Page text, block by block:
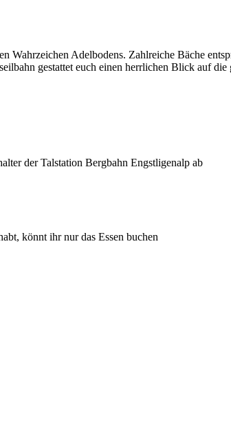
Wahrzeichen Adelbodens. Zahlreiche Bäche
gestattet euch einen herrlichen Blick auf
der Talstation Bergbahn Engstligenalp ab
könnt ihr nur das Essen buchen